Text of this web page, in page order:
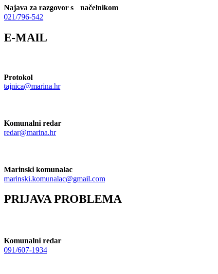
Najava za razgovor s načelnikom
021/796-542
E-MAIL
Protokol
tajnica@marina.hr
Komunalni redar
redar@marina.hr
Marinski komunalac
marinski.komunalac@gmail.com
PRIJAVA PROBLEMA
Komunalni redar
091/607-1934